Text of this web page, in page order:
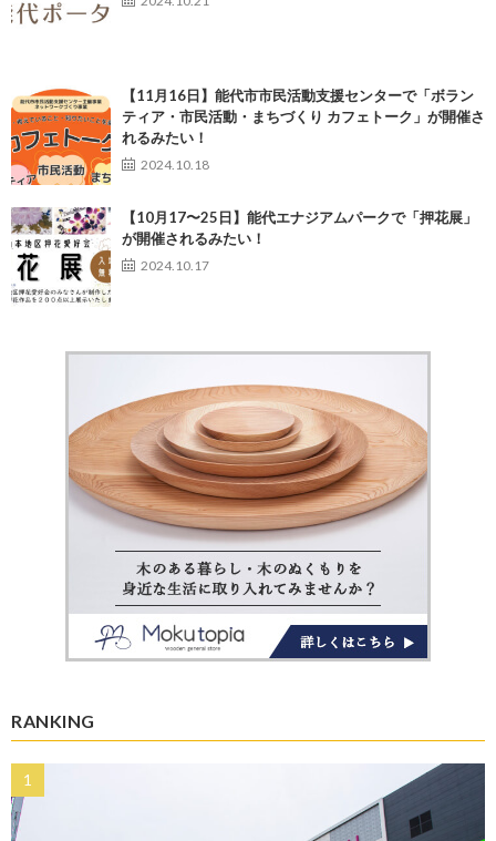
【11月16日】能代市市民活動支援センターで「ボラン
ティア・市民活動・まちづくり カフェトーク」が開催さ
れるみたい！
2024.10.18
【10月17〜25日】能代エナジアムパークで「押花展」
が開催されるみたい！
2024.10.17
RANKING